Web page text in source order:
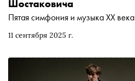
11 сентября 2025 г.
Шостаковича
Пятая симфония и музыка XX века